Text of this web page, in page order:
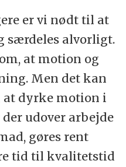
er vi nødt til at
særdeles alvorligt.
at motion og
Men det kan
dyrke motion i
udover arbejde
gøres rent
tid til kvalitetstid